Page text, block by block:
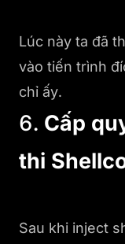
Lúc này ta đã
vào tiến trình
chỉ ấy.
6. Cấp
thi
Sau khi inject